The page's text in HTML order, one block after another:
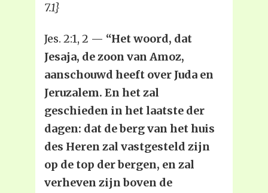
7.1}
Jes. 2:1, 2 — “Het woord, dat
Jesaja, de zoon van Amoz,
aanschouwd heeft over Juda en
Jeruzalem. En het zal
geschieden in het laatste der
dagen: dat de berg van het huis
des Heren zal vastgesteld zijn
op de top der bergen, en zal
verheven zijn boven de